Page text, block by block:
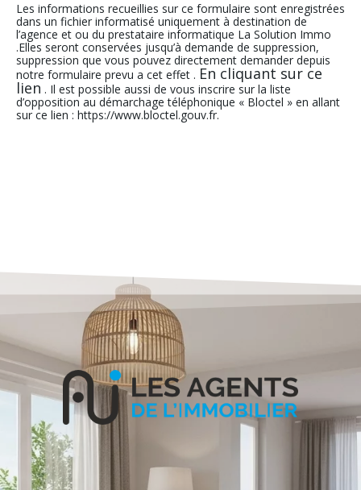
Les informations recueillies sur ce formulaire sont enregistrées
dans un fichier informatisé uniquement à destination de
l’agence et ou du prestataire informatique La Solution Immo
.Elles seront conservées jusqu’à demande de suppression,
suppression que vous pouvez directement demander depuis
notre formulaire prevu a cet effet . En cliquant sur ce
lien . Il est possible aussi de vous inscrire sur la liste
d’opposition au démarchage téléphonique « Bloctel » en allant
sur ce lien : https://www.bloctel.gouv.fr.